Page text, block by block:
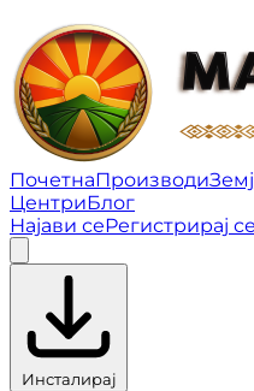
Преработки од млеко |
ПочетнаПроизводи
ЦентриБлог
Најави сеРегистрирај се
Инсталирај